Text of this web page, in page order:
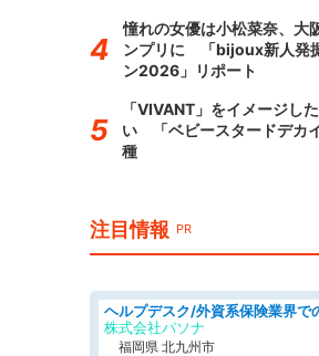
憧れの女優は小松菜奈、大
ンプリに 「bijoux新人発
ン2026」リポート
「VIVANT」をイメージし
い 「ベビースタードデカ
種
注目情報 PR
株式会社パソナ
福岡県 北九州市